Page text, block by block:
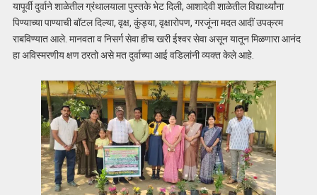
यापूर्वी दुर्वाने शाळेतील ग्रंथालयाला पुस्तके भेट दिली, आशादेवी शाळेतील विद्यार्थ्यांना
पिण्याच्या पाण्याची बॉटल दिल्या, वृक्ष, कुंड्या, वृक्षारोपण, गरजूंना मदत आदीं उपक्रम
राबविण्यात आले. मानवता व निसर्ग सेवा हीच खरी ईश्वर सेवा असून यातून मिळणारा आनंद
हा अविस्मरणीय क्षण ठरतो असे मत दुर्वाच्या आई वडिलांनी व्यक्त केले आहे.